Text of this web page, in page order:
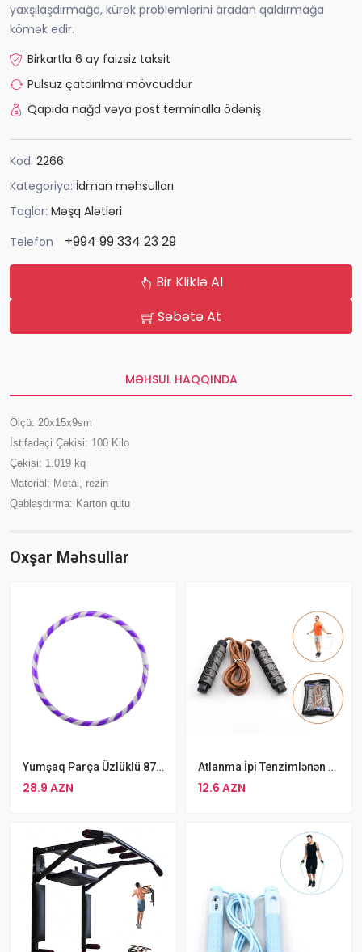
yaxşılaşdırmağa, kürək problemlərini aradan qaldırmağa
kömək edir.
Birkartla 6 ay faizsiz taksit
Pulsuz çatdırılma mövcuddur
Qapıda nağd vəya post terminalla ödəniş
Kod: 2266
Kategoriya: İdman məhsulları
Taglar: Məşq Alətləri
Telefon
+994 99 334 23 29
Bir Kliklə Al
Səbətə At
MƏHSUL HAQQINDA
Ölçü: 20x15x9sm
İstifadəçi Çəkisi: 100 Kilo
Çəkisi: 1.019 kq
Material: Metal, rezin
Qablaşdırma: Karton qutu
Oxşar Məhsullar
Yumşaq Parça Üzlüklü 87sm Obruch 2kq Ağırlıqda Fitness Halqası
28.9 AZN
Atlanma İpi Tenzimlənən Fitness Gimnastika Atlanma İpi Pirqilka
12.6 AZN